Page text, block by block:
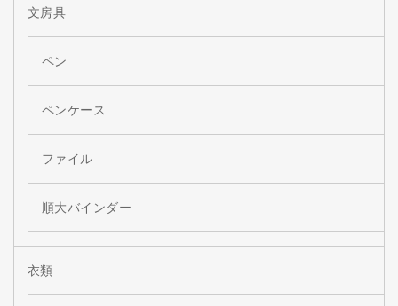
文房具
ペン
ペンケース
ファイル
順大バインダー
衣類